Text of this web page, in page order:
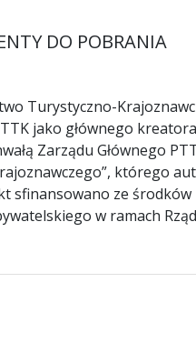
DO POBRANIA
Turystyczno-
jako głównego
Zarządu Głównego
którego
sfinansowano ze
w ramach